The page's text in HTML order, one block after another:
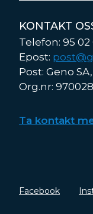
KONTAKT
Telefon: 95 02
Epost:
Post: Geno
Org.nr:
Ta kontakt
Facebook